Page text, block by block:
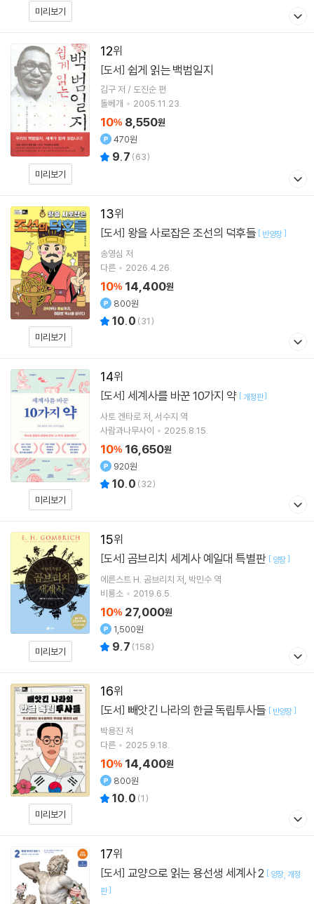
미리보기
12
미리보기
[도서] 쉽게 읽는 백범일지
김구 저 / 도진순 편
돌베개
2005.11.23.
10% 8,550원
470원
9.7 (63)
13
미리보기
[도서] 왕을 사로잡은 조선의 덕후들 [ 반양장]
송영심 저
다른
2026.4.26.
10% 14,400원
800원
10.0 (31)
14
미리보기
[도서] 세계사를 바꾼 10가지 약 [개정판]
사토 겐타로저 서수지 역
사람과나무사이
2025.8.15.
10% 16,650원
920원
10.0 (32)
15
미리보기
[도서] 곰브리치 세계사 예일대 특별판 [ 양장]
에른스트 H. 곰브리치 저 박민수 역
비룡소
2019.6.5.
10% 27,000원
1,500원
9.7 (158)
16
미리보기
[도서] 빼앗긴 나라의 한글 독립투사들 [ 반양장]
박용진 저
다른
2025.9.18.
10% 14,400원
800원
10.0 (1)
17
[도서] 교양으로 읽는 용선생 세계사 2 [ 양장 개정
판]